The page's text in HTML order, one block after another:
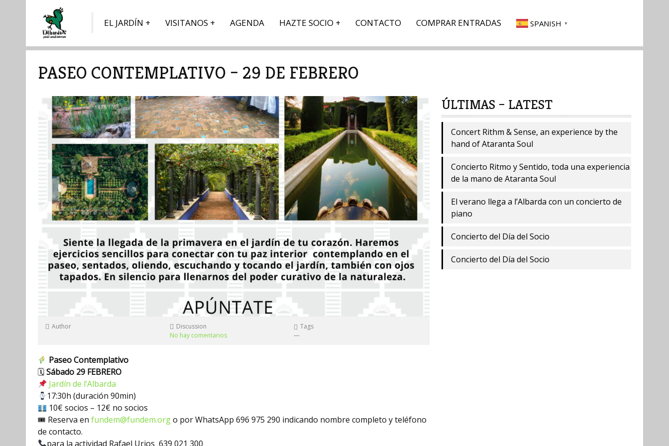
EL JARDÍN VISITANOS AGENDA HAZTE SOCIO CONTACTO COMPRAR ENTRADAS SPANISH ▼
PASEO CONTEMPLATIVO – 29 DE FEBRERO
Author
Discussion
No hay comentarios
Tags
—
Paseo Contemplativo
🗓Sábado 29 FEBRERO
Jardín de l’Albarda
17:30h (duración 90min)
10€ socios – 12€ no socios
🎟 Reserva en fundem@fundem.orgo por WhatsApp 696 975 290 indicando nombre completo y teléfono
de contacto.
para la actividad Rafael Urios 639 021 300
ÚLTIMAS – LATEST
Concert Rithm & Sense, an experience by the
hand of Ataranta Soul
Concierto Ritmo y Sentido, toda una experiencia
de la mano de Ataranta Soul
El verano llega a l’Albarda con un concierto de
piano
Concierto del Día del Socio
Concierto del Día del Socio